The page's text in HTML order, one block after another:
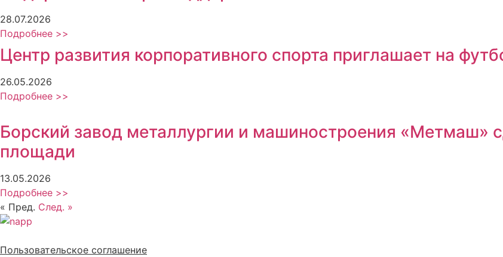
28.07.2026
Подробнее >>
Центр развития корпоративного спорта приглашает на
26.05.2026
Подробнее >>
Борский завод металлургии и машиностроения «Метмаш»
площади
13.05.2026
Подробнее >>
« Пред. След. »
Пользовательское соглашение